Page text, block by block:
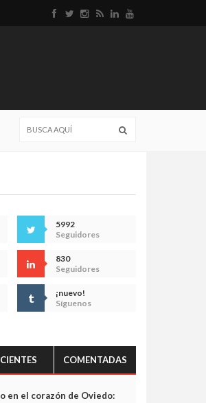
5992
Seguidores
830
Seguidores
¡nuevo!
Síguenos
COMENTADAS
en el corazón de Oviedo: